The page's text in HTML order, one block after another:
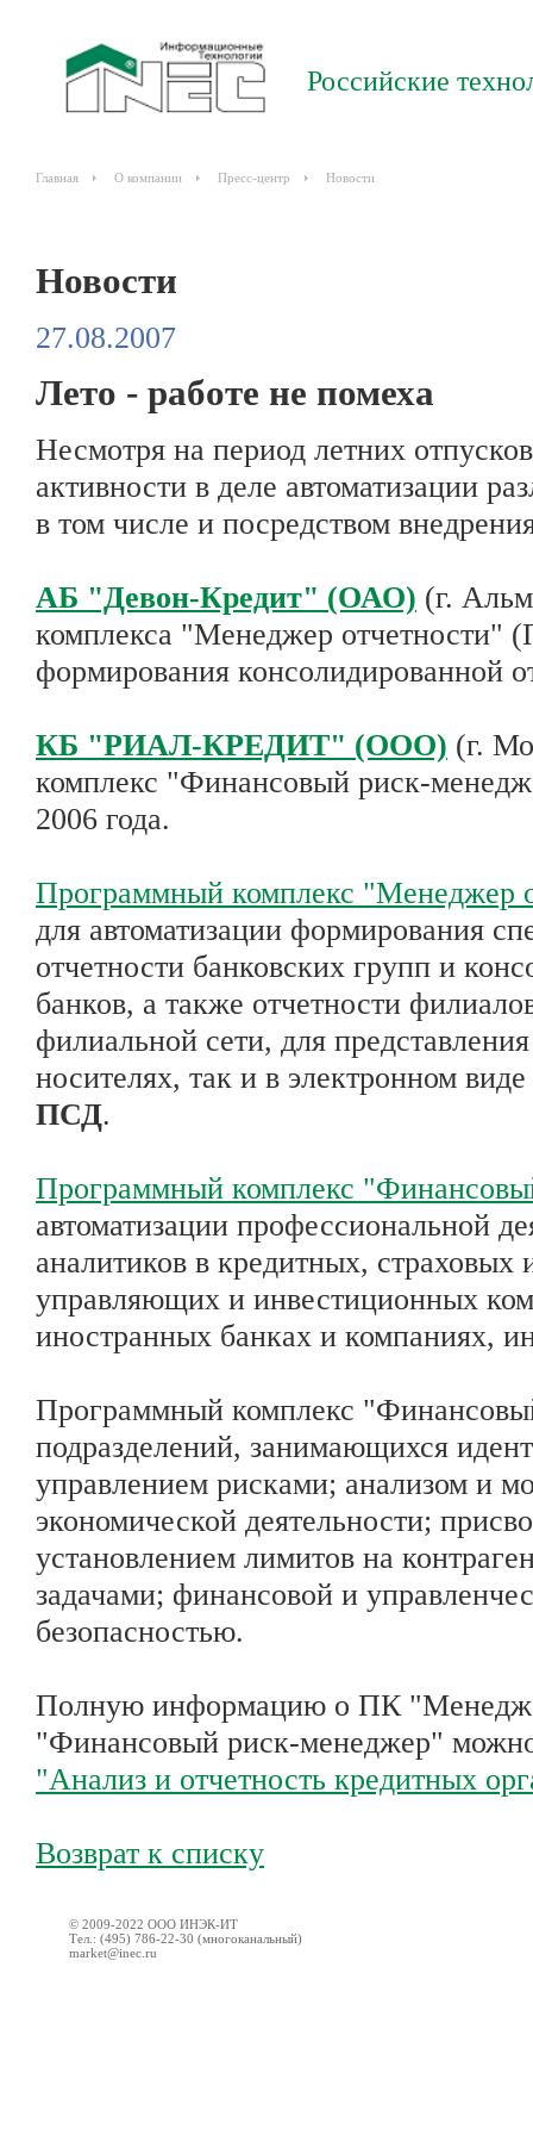
Российские
Главная О компании Пресс-центр Новости
Новости
27.08.2007
Лето - работе не помеха
Несмотря на период летних
активности в деле автоматизации
в том числе и посредством
АБ "Девон-Кредит" (ОАО) (г.
комплекса "Менеджер отчетности"
формирования консолидированной
КБ "РИАЛ-КРЕДИТ" (ООО) (г.
комплекс "Финансовый риск-
2006 года.
Программный комплекс
для автоматизации формирования
отчетности банковских групп и
банков, а также отчетности
филиальной сети, для
носителях, так и в электронном
ПСД.
Программный комплекс
автоматизации профессиональной
аналитиков в кредитных, страховых
управляющих и инвестиционных
иностранных банках и компаниях,
Программный комплекс
подразделений, занимающихся
управлением рисками; анализом и
экономической деятельности;
установлением лимитов на
задачами; финансовой и
безопасностью.
Полную информацию о ПК
"Финансовый риск-менеджер"
"Анализ и отчетность кредитных
Возврат к списку
© 2009-2022 ООО ИНЭК-ИТ
Тел.: (495) 786-22-30 (многоканальный)
market@inec.ru